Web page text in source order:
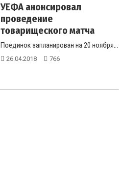
УЕФА анонсировал
проведение
товарищеского матча
Украина - Турция
Поединок запланирован на 20 ноября...
26.04.2018 766